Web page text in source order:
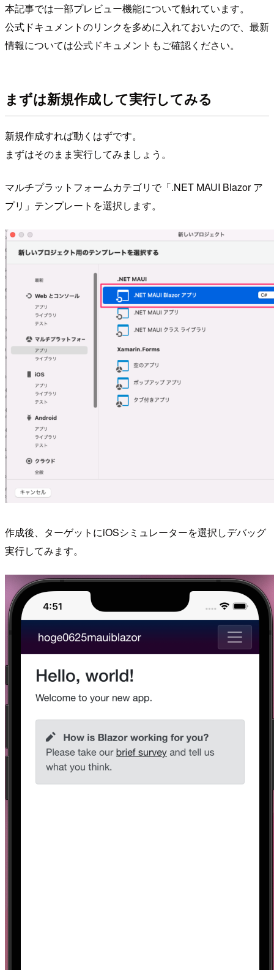
本記事では一部プレビュー機能について触れています。
公式ドキュメントのリンクを多めに入れておいたので、最新
情報については公式ドキュメントもご確認ください。
まずは新規作成して実行してみる
新規作成すれば動くはずです。
まずはそのまま実行してみましょう。
マルチプラットフォームカテゴリで「.NET MAUI Blazor ア
プリ」テンプレートを選択します。
作成後、ターゲットにiOSシミュレーターを選択しデバッグ
実行してみます。